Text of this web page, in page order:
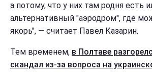
а потому, что у них там родня есть
альтернативный "аэродром", где
якорь", — считает Павел Казарин.
Тем временем, в Полтаве
скандал из-за вопроса на